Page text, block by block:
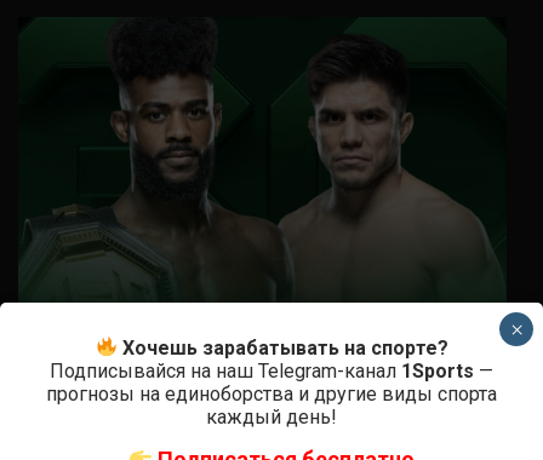
Новости ММА Турниры UFC
UFC 288 Стерлинг vs. Сехудо
Хочешь зарабатывать на спорте?
Подписывайся на наш Telegram-канал 1Sports —
прогнозы на единоборства и другие виды спорта
каждый день!
×